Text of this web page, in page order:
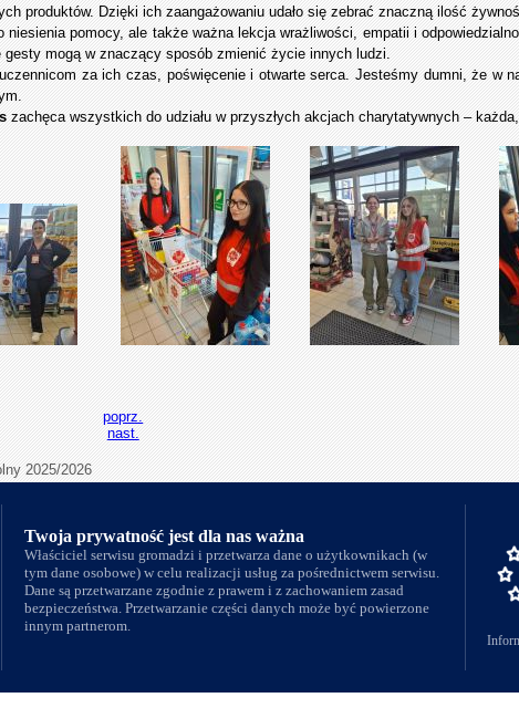
produktów. Dzięki ich zaangażowaniu udało się zebrać znaczną ilość
niesienia pomocy, ale także ważna lekcja wrażliwości, empatii i
gesty mogą w znaczący sposób zmienić życie innych ludzi.
za ich czas, poświęcenie i otwarte serca. Jesteśmy dumni, że w
zachęca wszystkich do udziału w przyszłych akcjach charytatywnych –
poprz.
nast.
2025/2026
Twoja prywatność jest dla nas ważna
Właściciel serwisu gromadzi i przetwarza dane o użytkownikach (w
tym dane osobowe) w celu realizacji usług za pośrednictwem serwisu.
Dane są przetwarzane zgodnie z prawem i z zachowaniem zasad
bezpieczeństwa. Przetwarzanie części danych może być powierzone
innym partnerom.